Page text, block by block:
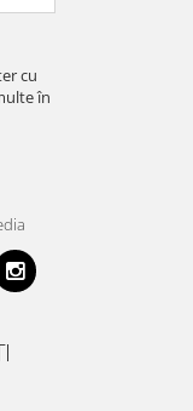
cu
în